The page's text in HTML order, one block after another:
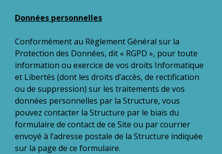
Données personnelles
Conformément au Règlement Général sur la
Protection des Données, dit « RGPD », pour toute
information ou exercice de vos droits Informatique
et Libertés (dont les droits d’accès, de rectification
ou de suppression) sur les traitements de vos
données personnelles par la Structure, vous
pouvez contacter la Structure par le biais du
formulaire de contact de ce Site ou par courrier
envoyé à l’adresse postale de la Structure indiquée
sur la page de ce formulaire.